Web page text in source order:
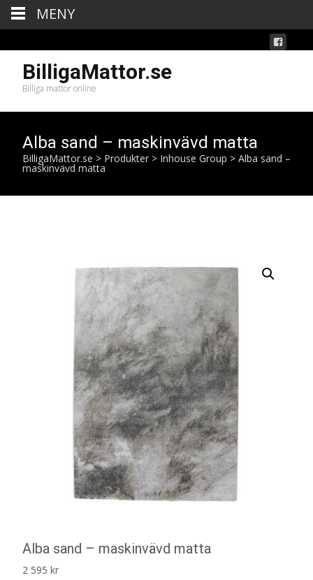
BilligaMattor.se
Billiga mattor online
Alba sand – maskinvävd matta
BilligaMattor.se > Produkter > Inhouse Group > Alba sand –
maskinvävd matta
Alba sand – maskinvävd matta
2 595 kr
MENY